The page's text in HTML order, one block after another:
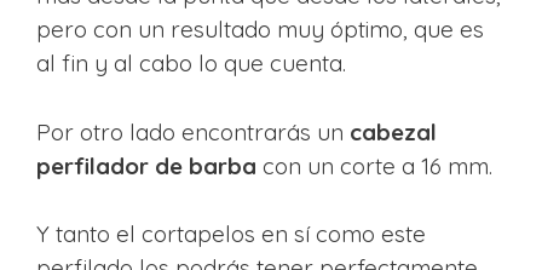
pero con un resultado muy óptimo, que es
al fin y al cabo lo que cuenta.
Por otro lado encontrarás un cabezal
perfilador de barba con un corte a 16 mm.
Y tanto el cortapelos en sí como este